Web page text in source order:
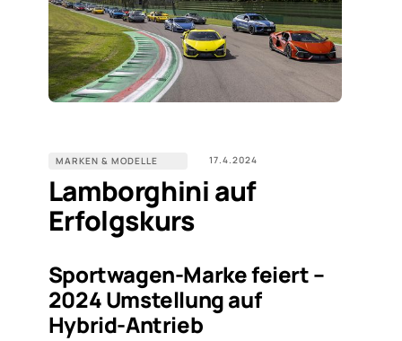
MARKEN & MODELLE 17.4.2024
Lamborghini auf
Erfolgskurs
Sportwagen-Marke feiert –
2024 Umstellung auf
Hybrid-Antrieb